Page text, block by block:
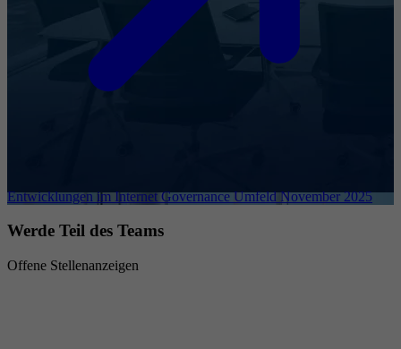
Entwicklungen im Internet Governance Umfeld November 2025
Werde Teil des Teams
Offene Stellenanzeigen